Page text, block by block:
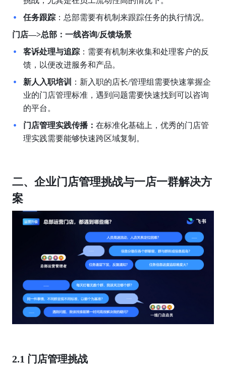
任务跟踪：总部需要有机制来跟踪任务的执行情况。
门店—>总部：一线咨询/反馈场景
客诉处理与追踪：需要有机制来收集和处理客户的反
馈，以便改进服务和产品。
新人入职培训
：新入职的店长/管理组需要快速掌握企
业的门店管理标准，遇到问题需要快速找到可以咨询
的平台。
门店管理实践传播： 在标准化基础上，优秀的门店管
理实践需要能够快速跨区域复制。
二、企业门店管理挑战与一店一群解决方
案
2.1 门店管理挑战